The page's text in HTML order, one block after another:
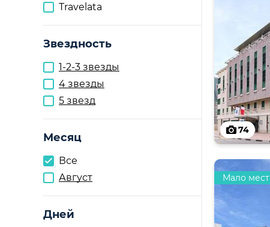
Travelata
Звездность
1-2-3 звезды
4 звезды
5 звезд
Месяц
Все
Август
Дней
74
Мало мест